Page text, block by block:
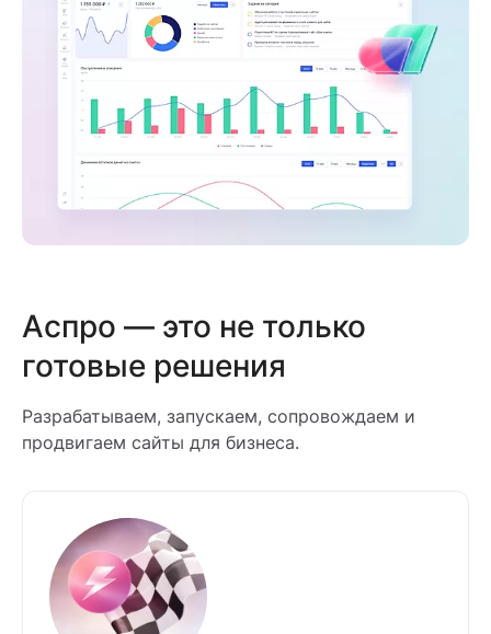
Аспро — это не только
готовые решения
Разрабатываем, запускаем, сопровождаем и
продвигаем сайты для бизнеса.